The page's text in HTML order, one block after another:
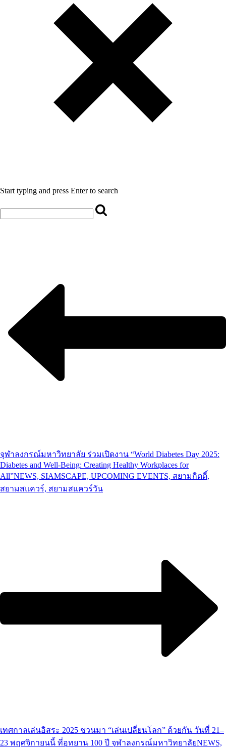
Start typing and press Enter to search
จุฬาลงกรณ์มหาวิทยาลัย ร่วมเปิดงาน “World Diabetes Day 2025:
Diabetes and Well-Being: Creating Healthy Workplaces for
All”NEWS, SIAMSCAPE, UPCOMING EVENTS, สยามกิตติ์,
สยามสแควร์, สยามสแควร์วัน
เทศกาลเล่นอิสระ 2025 ชวนมา “เล่นเปลี่ยนโลก” ด้วยกัน วันที่ 21–
23 พฤศจิกายนนี้ ที่อุทยาน 100 ปี จุฬาลงกรณ์มหาวิทยาลัยNEWS,